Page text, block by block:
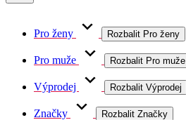
Pro ženy Rozbalit Pro ženy
Pro muže Rozbalit Pro muže
Výprodej Rozbalit Výprodej
Značky Rozbalit Značky